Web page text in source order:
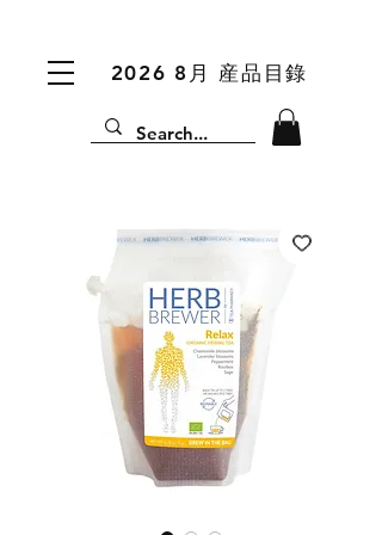
2026 8月 産品目錄